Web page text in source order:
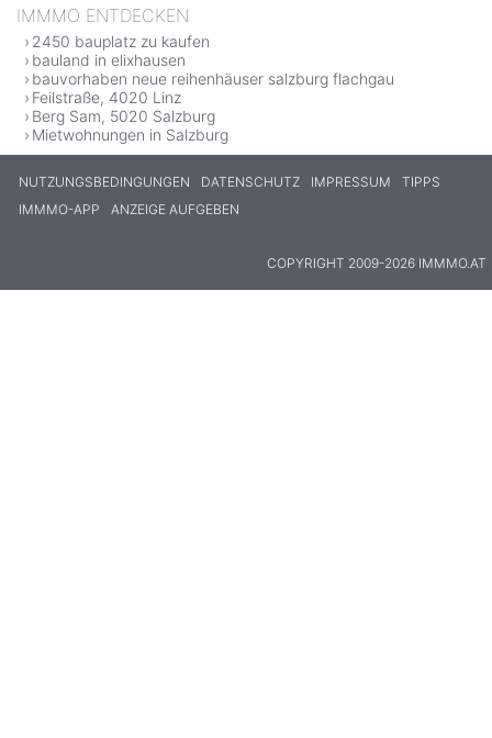
IMMMO ENTDECKEN
2450 bauplatz zu kaufen
bauland in elixhausen
bauvorhaben neue reihenhäuser salzburg flachgau
Feilstraße, 4020 Linz
Berg Sam, 5020 Salzburg
Mietwohnungen in Salzburg
NUTZUNGSBEDINGUNGEN DATENSCHUTZ IMPRESSUM
TIPPS
IMMMO-APP
ANZEIGE AUFGEBEN
COPYRIGHT 2009-2026 IMMMO.AT